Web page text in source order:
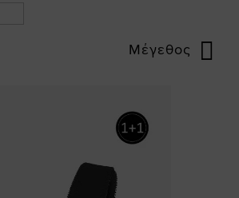
Μέγεθος